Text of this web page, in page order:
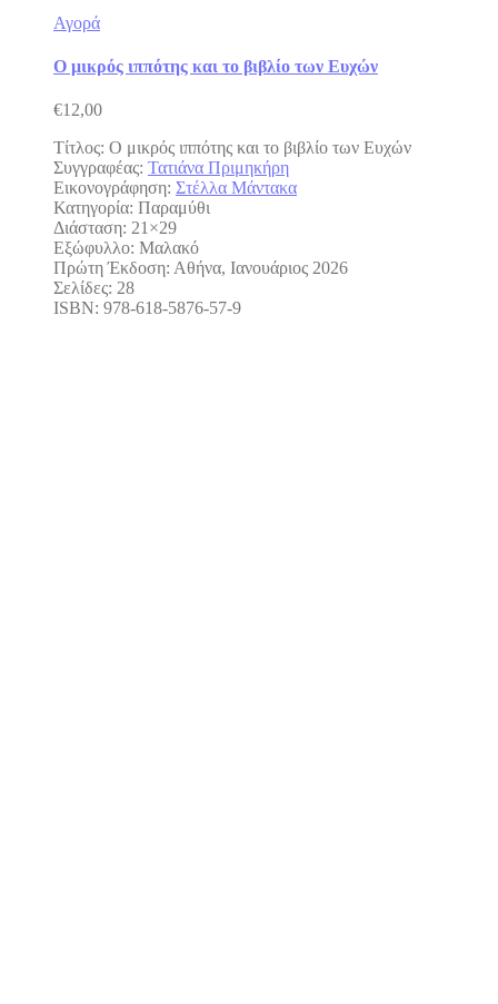
Αγορά
Ο μικρός ιππότης και το βιβλίο των Ευχών
€12,00
Τίτλος: Ο μικρός ιππότης και το βιβλίο των Ευχών
Συγγραφέας: Τατιάνα Πριμηκήρη
Εικονογράφηση: Στέλλα Μάντακα
Κατηγορία: Παραμύθι
Διάσταση: 21×29
Εξώφυλλο: Μαλακό
Πρώτη Έκδοση: Αθήνα, Ιανουάριος 2026
Σελίδες: 28
ISBN: 978-618-5876-57-9